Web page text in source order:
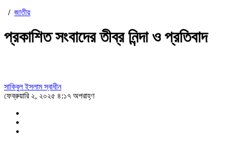
/ জাতীয়
প্রকাশিত সংবাদের তীব্র নিন্দা ও প্রতিবাদ
সাকিবুল ইসলাম স্বাধীন
ফেব্রুয়ারি ২, ২০২৫ ৪:১৭ অপরাহ্ণ